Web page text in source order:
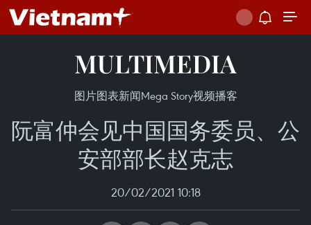
MULTIMEDIA
图片图表新闻Mega Story视频播客
阮富仲会见中国国务委员、公
安部部长赵克志
20/02/2021 10:18